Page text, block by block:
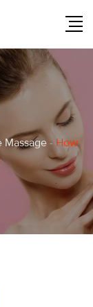
Massage-How